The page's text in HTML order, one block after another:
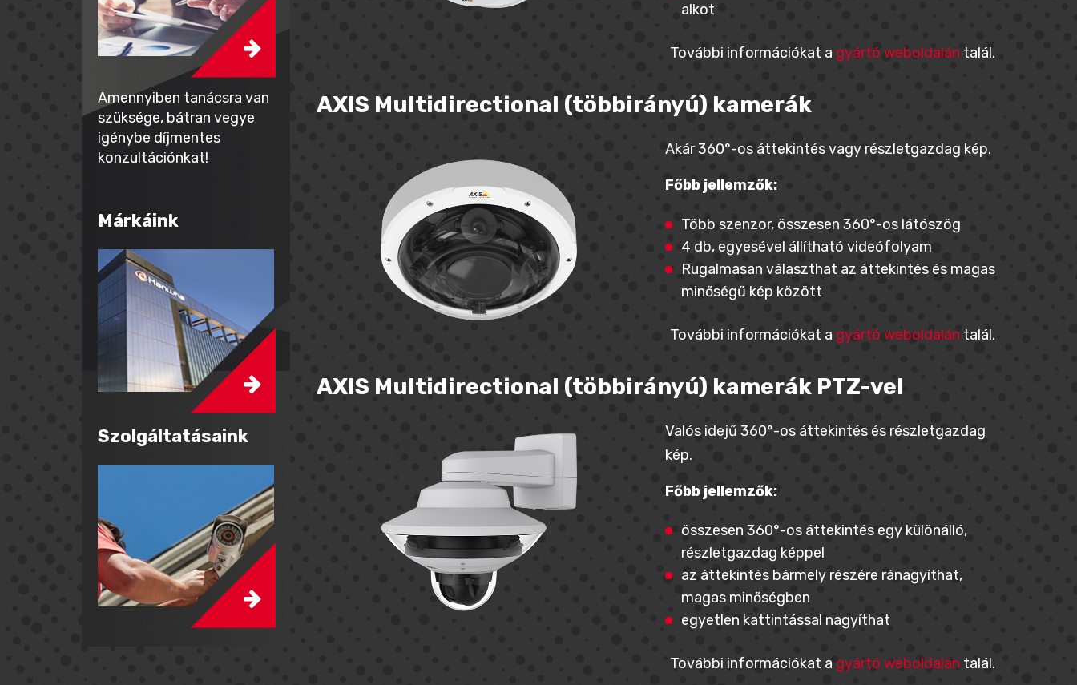
Amennyiben tanácsra van
szüksége, bátran vegye
igénybe díjmentes
konzultációnkat!
Márkáink
Szolgáltatásaink
alkot
További információkat a gyártó weboldalán talál.
AXIS Multidirectional (többirányú) kamerák
Akár 360°-os áttekintés vagy részletgazdag kép.
Főbb jellemzők:
Több szenzor, összesen 360°-os látószög
4 db, egyesével állítható videófolyam
Rugalmasan választhat az áttekintés és magas
minőségű kép között
További információkat a gyártó weboldalán talál.
AXIS Multidirectional (többirányú) kamerák PTZ-vel
Valós idejű 360°-os áttekintés és részletgazdag
kép.
Főbb jellemzők:
összesen 360°-os áttekintés egy különálló,
részletgazdag képpel
az áttekintés bármely részére ránagyíthat,
magas minőségben
egyetlen kattintással nagyíthat
További információkat a gyártó weboldalán talál.